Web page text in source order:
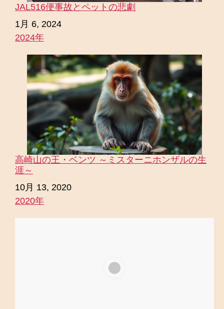
JAL516便事故とペットの悲劇
日付
1月 6, 2024
関連理由
2024年
高崎山の王・ベンツ ～ミスターニホンザルの生
涯～
日付
10月 13, 2020
関連理由
2020年